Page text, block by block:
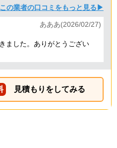
この業者の口コミをもっと見る▶
あああ(2026/02/27)
ました。ありがとうござい
見積もりをしてみる